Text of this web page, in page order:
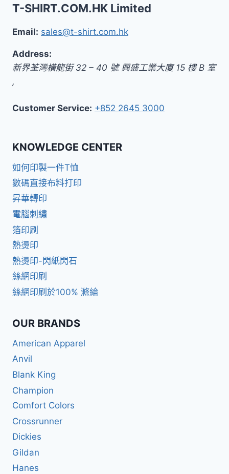
T-SHIRT.COM.HK Limited
Email: sales@t-shirt.com.hk
Address:
新界荃灣橫龍街 32 – 40 號 興盛工業大廈 15 樓 B 室
,
Customer Service: +852 2645 3000
KNOWLEDGE CENTER
如何印製一件T恤
數碼直接布料打印
昇華轉印
電腦刺繡
箔印刷
熱燙印
熱燙印-閃紙閃石
絲網印刷
絲網印刷於100% 滌綸
OUR BRANDS
American Apparel
Anvil
Blank King
Champion
Comfort Colors
Crossrunner
Dickies
Gildan
Hanes